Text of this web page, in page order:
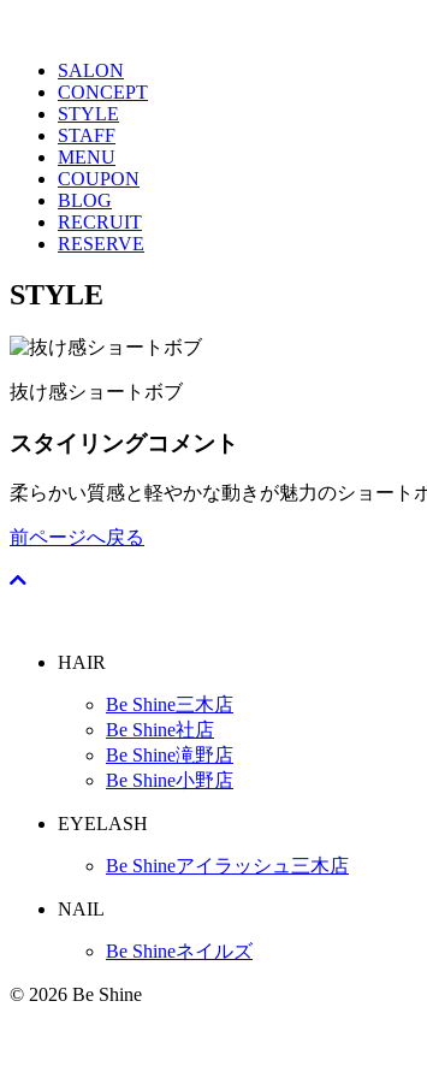
SALON
CONCEPT
STYLE
STAFF
MENU
COUPON
BLOG
RECRUIT
RESERVE
STYLE
抜け感ショートボブ
スタイリングコメント
柔らかい質感と軽やかな動きが魅力のショート
前ページへ戻る
HAIR
Be Shine三木店
Be Shine社店
Be Shine滝野店
Be Shine小野店
EYELASH
Be Shineアイラッシュ三木店
NAIL
Be Shineネイルズ
© 2026 Be Shine